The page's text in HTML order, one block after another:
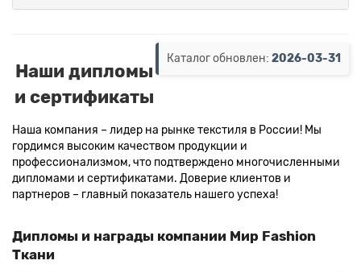
Каталог обновлен: 2026-03-31
Наши дипломы
и сертификаты
Наша компания – лидер на рынке текстиля в России! Мы
гордимся высоким качеством продукции и
профессионализмом, что подтверждено многочисленными
дипломами и сертификатами. Доверие клиентов и
партнеров – главный показатель нашего успеха!
Дипломы и награды компании Мир Fashion
Ткани